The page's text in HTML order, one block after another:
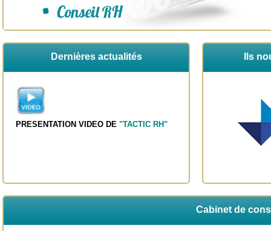
Dernières actualités
PRESENTATION VIDEO DE "TACTIC RH"
Ils
Cabinet de